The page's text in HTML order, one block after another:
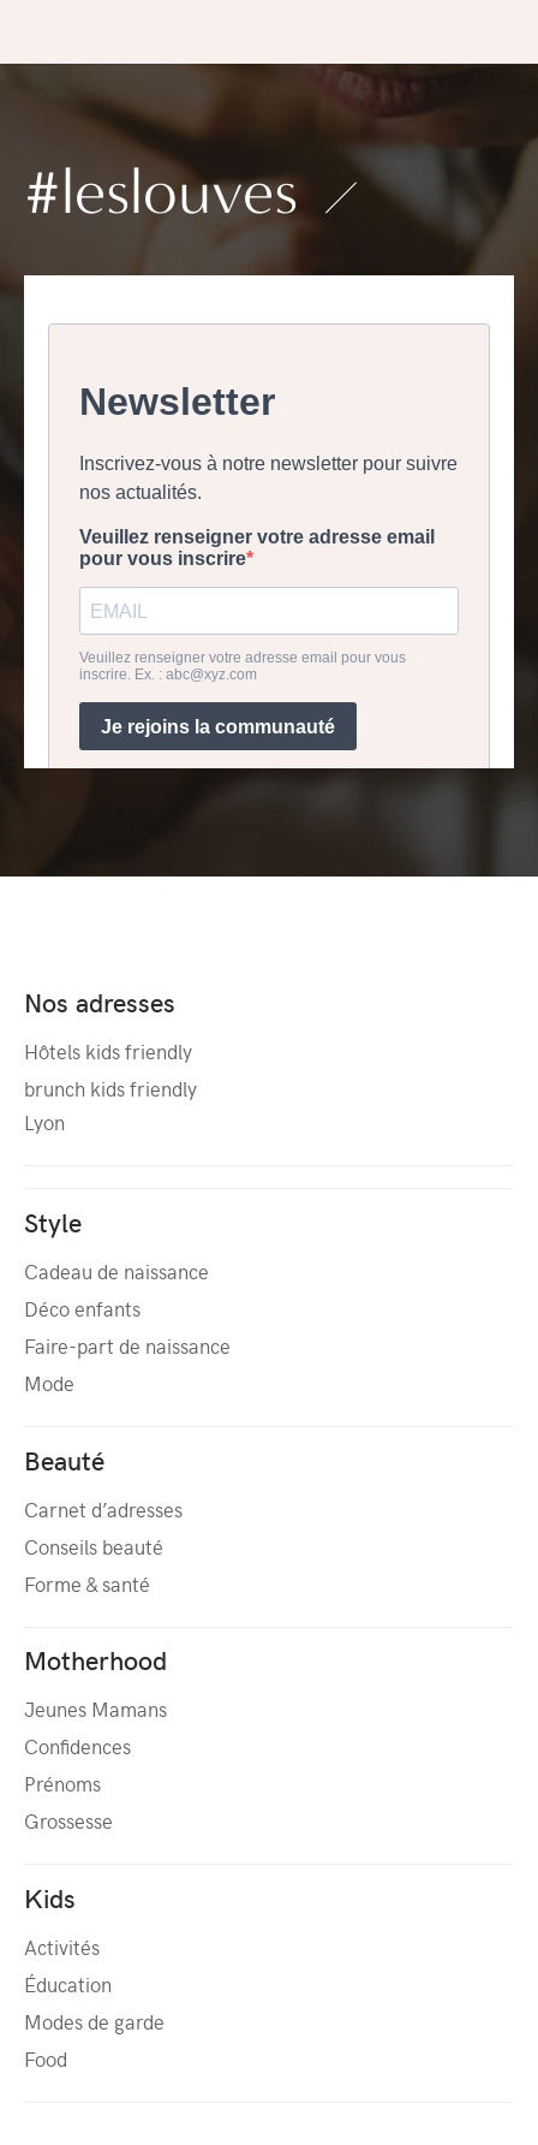
#leslouves
Nos adresses
Hôtels kids friendly
brunch kids friendly
Lyon
Style
Cadeau de naissance
Déco enfants
Faire-part de naissance
Mode
Beauté
Carnet d’adresses
Conseils beauté
Forme & santé
Motherhood
Jeunes Mamans
Confidences
Prénoms
Grossesse
Kids
Activités
Éducation
Modes de garde
Food